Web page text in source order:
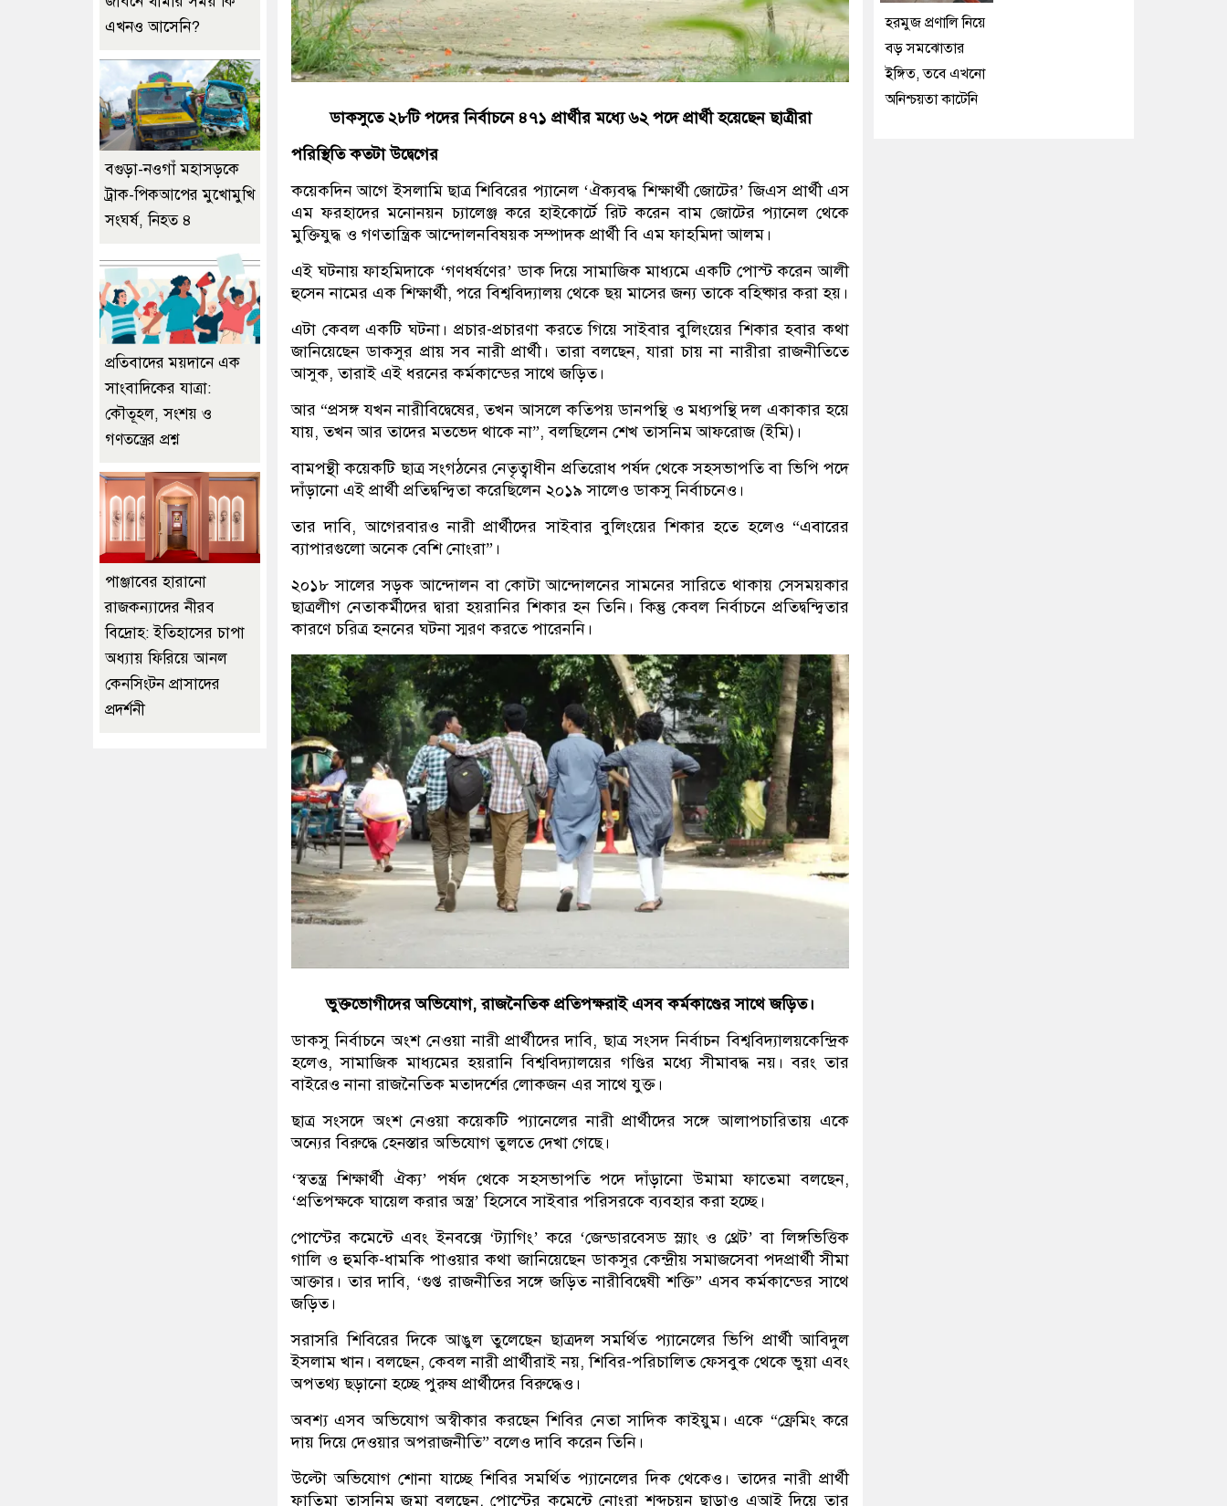
ডাকসুতে ২৮টি পদের নির্বাচনে ৪৭১ প্রার্থীর মধ্যে ৬২ পদে প্রার্থী হয়েছেন ছাত্রীরা
পরিস্থিতি কতটা উদ্বেগের
কয়েকদিন আগে ইসলামি ছাত্র শিবিরের প্যানেল ‘ঐক্যবদ্ধ শিক্ষার্থী জোটের’ জিএস প্রার্থী এস
এম ফরহাদের মনোনয়ন চ্যালেঞ্জ করে হাইকোর্টে রিট করেন বাম জোটের প্যানেল থেকে
মুক্তিযুদ্ধ ও গণতান্ত্রিক আন্দোলনবিষয়ক সম্পাদক প্রার্থী বি এম ফাহমিদা আলম।
এই ঘটনায় ফাহমিদাকে ‘গণধর্ষণের’ ডাক দিয়ে সামাজিক মাধ্যমে একটি পোস্ট করেন আলী
হুসেন নামের এক শিক্ষার্থী, পরে বিশ্ববিদ্যালয় থেকে ছয় মাসের জন্য তাকে বহিষ্কার করা হয়।
এটা কেবল একটি ঘটনা। প্রচার-প্রচারণা করতে গিয়ে সাইবার বুলিংয়ের শিকার হবার কথা
জানিয়েছেন ডাকসুর প্রায় সব নারী প্রার্থী। তারা বলছেন, যারা চায় না নারীরা রাজনীতিতে
আসুক, তারাই এই ধরনের কর্মকান্ডের সাথে জড়িত।
আর “প্রসঙ্গ যখন নারীবিদ্বেষের, তখন আসলে কতিপয় ডানপন্থি ও মধ্যপন্থি দল একাকার হয়ে
যায়, তখন আর তাদের মতভেদ থাকে না”, বলছিলেন শেখ তাসনিম আফরোজ (ইমি)।
বামপন্থী কয়েকটি ছাত্র সংগঠনের নেতৃত্বাধীন প্রতিরোধ পর্ষদ থেকে সহসভাপতি বা ভিপি পদে
দাঁড়ানো এই প্রার্থী প্রতিদ্বন্দ্বিতা করেছিলেন ২০১৯ সালেও ডাকসু নির্বাচনেও।
তার দাবি, আগেরবারও নারী প্রার্থীদের সাইবার বুলিংয়ের শিকার হতে হলেও “এবারের
ব্যাপারগুলো অনেক বেশি নোংরা”।
২০১৮ সালের সড়ক আন্দোলন বা কোটা আন্দোলনের সামনের সারিতে থাকায় সেসময়কার
ছাত্রলীগ নেতাকর্মীদের দ্বারা হয়রানির শিকার হন তিনি। কিন্তু কেবল নির্বাচনে প্রতিদ্বন্দ্বিতার
কারণে চরিত্র হননের ঘটনা স্মরণ করতে পারেননি।
ভুক্তভোগীদের অভিযোগ, রাজনৈতিক প্রতিপক্ষরাই এসব কর্মকাণ্ডের সাথে জড়িত।
ডাকসু নির্বাচনে অংশ নেওয়া নারী প্রার্থীদের দাবি, ছাত্র সংসদ নির্বাচন বিশ্ববিদ্যালয়কেন্দ্রিক
হলেও, সামাজিক মাধ্যমের হয়রানি বিশ্ববিদ্যালয়ের গণ্ডির মধ্যে সীমাবদ্ধ নয়। বরং তার
বাইরেও নানা রাজনৈতিক মতাদর্শের লোকজন এর সাথে যুক্ত।
ছাত্র সংসদে অংশ নেওয়া কয়েকটি প্যানেলের নারী প্রার্থীদের সঙ্গে আলাপচারিতায় একে
অন্যের বিরুদ্ধে হেনস্তার অভিযোগ তুলতে দেখা গেছে।
‘স্বতন্ত্র শিক্ষার্থী ঐক্য’ পর্ষদ থেকে সহসভাপতি পদে দাঁড়ানো উমামা ফাতেমা বলছেন,
‘প্রতিপক্ষকে ঘায়েল করার অস্ত্র’ হিসেবে সাইবার পরিসরকে ব্যবহার করা হচ্ছে।
পোস্টের কমেন্টে এবং ইনবক্সে ‘ট্যাগিং’ করে ‘জেন্ডারবেসড স্ল্যাং ও থ্রেট’ বা লিঙ্গভিত্তিক
গালি ও হুমকি-ধামকি পাওয়ার কথা জানিয়েছেন ডাকসুর কেন্দ্রীয় সমাজসেবা পদপ্রার্থী সীমা
আক্তার। তার দাবি, ‘গুপ্ত রাজনীতির সঙ্গে জড়িত নারীবিদ্বেষী শক্তি” এসব কর্মকান্ডের সাথে
জড়িত।
সরাসরি শিবিরের দিকে আঙুল তুলেছেন ছাত্রদল সমর্থিত প্যানেলের ভিপি প্রার্থী আবিদুল
ইসলাম খান। বলছেন, কেবল নারী প্রার্থীরাই নয়, শিবির-পরিচালিত ফেসবুক থেকে ভুয়া এবং
অপতথ্য ছড়ানো হচ্ছে পুরুষ প্রার্থীদের বিরুদ্ধেও।
অবশ্য এসব অভিযোগ অস্বীকার করছেন শিবির নেতা সাদিক কাইয়ুম। একে “ফ্রেমিং করে
দায় দিয়ে দেওয়ার অপরাজনীতি” বলেও দাবি করেন তিনি।
উল্টো অভিযোগ শোনা যাচ্ছে শিবির সমর্থিত প্যানেলের দিক থেকেও। তাদের নারী প্রার্থী
ফাতিমা তাসনিম জুমা বলছেন, পোস্টের কমেন্টে নোংরা শব্দচয়ন ছাড়াও এআই দিয়ে তার
এখনও আসেনি?
বগুড়া-নওগাঁ মহাসড়কে
ট্রাক-পিকআপের মুখোমুখি
সংঘর্ষ, নিহত ৪
প্রতিবাদের ময়দানে এক
সাংবাদিকের যাত্রা:
কৌতূহল, সংশয় ও
গণতন্ত্রের প্রশ্ন
পাঞ্জাবের হারানো
রাজকন্যাদের নীরব
বিদ্রোহ: ইতিহাসের চাপা
অধ্যায় ফিরিয়ে আনল
কেনসিংটন প্রাসাদের
প্রদর্শনী
হরমুজ প্রণালি নিয়ে
বড় সমঝোতার
ইঙ্গিত, তবে এখনো
অনিশ্চয়তা কাটেনি